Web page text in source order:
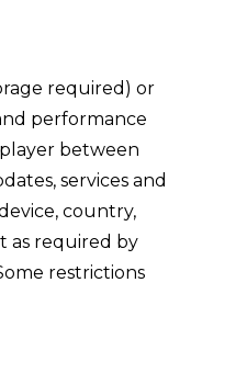
required) or
performance
between
services and
country,
as required by
restrictions